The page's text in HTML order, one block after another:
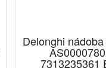
Delonghi
7313235361